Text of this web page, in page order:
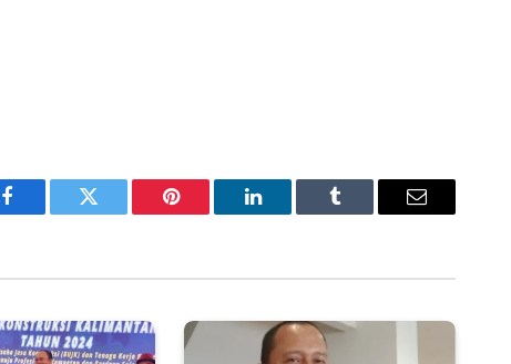
Facebook Twitter Pinterest LinkedIn Tumblr Email